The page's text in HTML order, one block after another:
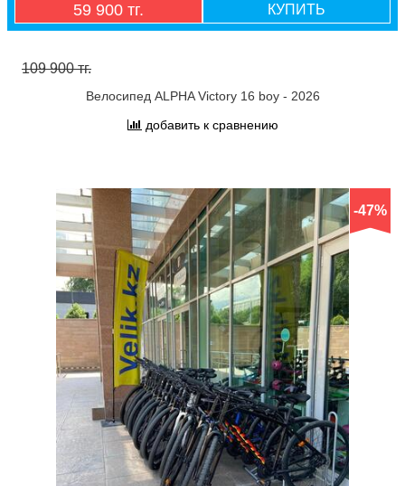
59 900 тг. КУПИТЬ
109 900 тг.
Велосипед ALPHA Victory 16 boy - 2026
добавить к сравнению
-47%